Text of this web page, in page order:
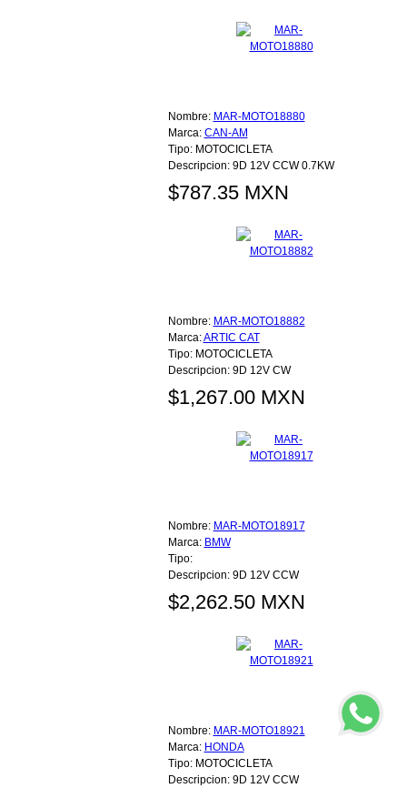
Nombre: MAR-MOTO18880
Marca: CAN-AM
Tipo: MOTOCICLETA
Descripcion: 9D 12V CCW 0.7KW
$787.35 MXN
Nombre: MAR-MOTO18882
Marca:ARTIC CAT
Tipo: MOTOCICLETA
Descripcion: 9D 12V CW
$1,267.00 MXN
Nombre: MAR-MOTO18917
Marca: BMW
Tipo:
Descripcion: 9D 12V CCW
$2,262.50 MXN
Nombre: MAR-MOTO18921
Marca: HONDA
Tipo: MOTOCICLETA
Descripcion: 9D 12V CCW